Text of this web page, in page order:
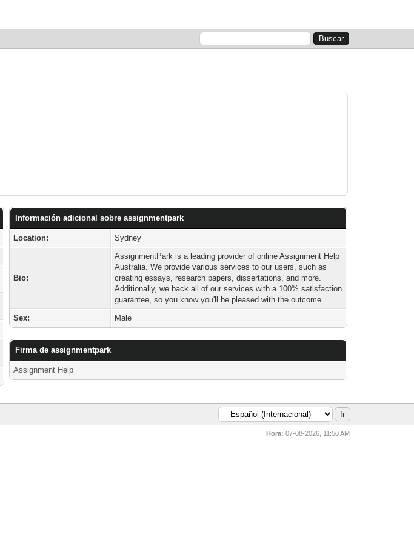
Información adicional sobre assignmentpark
Location: Sydney
Bio:
AssignmentPark is a leading provider of online Assignment Help
Australia. We provide various services to our users, such as
creating essays, research papers, dissertations, and more.
Additionally, we back all of our services with a 100% satisfaction
guarantee, so you know you'll be pleased with the outcome.
Sex:
Male
Firma de assignmentpark
Assignment Help
Hora: 07-08-2026, 11:50 AM